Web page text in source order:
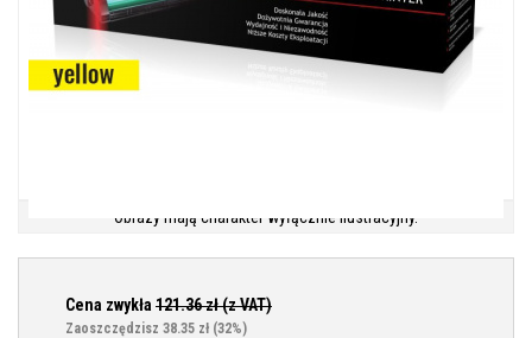
Obrazy mają charakter wyłącznie ilustracyjny.
Cena zwykła 121.36zł (z VAT)
Zaoszczędzisz 38.35 zł (32%)